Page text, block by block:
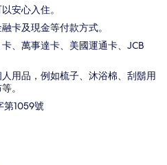
安心入住。
卡及現金等付款方式。
、萬事達卡、美國運通卡、JCB
用品，例如梳子、沐浴棉、刮鬍用
。
第1059號